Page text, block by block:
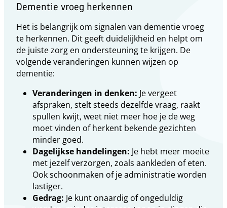
Dementie vroeg herkennen
Het is belangrijk om signalen van dementie vroeg
te herkennen. Dit geeft duidelijkheid en helpt om
de juiste zorg en ondersteuning te krijgen. De
volgende veranderingen kunnen wijzen op
dementie:
Veranderingen in denken: Je vergeet
afspraken, stelt steeds dezelfde vraag, raakt
spullen kwijt, weet niet meer hoe je de weg
moet vinden of herkent bekende gezichten
minder goed.
Dagelijkse handelingen: Je hebt meer moeite
met jezelf verzorgen, zoals aankleden of eten.
Ook schoonmaken of je administratie worden
lastiger.
Gedrag: Je kunt onaardig of ongeduldig